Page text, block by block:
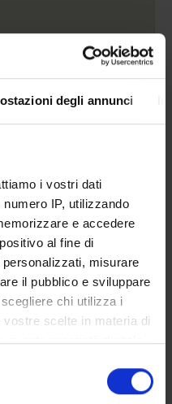
degli annunci
i vostri dati
IP, utilizzando
e accedere
al fine di
misurare
il pubblico e sviluppare
chi utilizza i
scelte in materia di
questa proprietà digitale
in qualsiasi
cookie o facendo clic